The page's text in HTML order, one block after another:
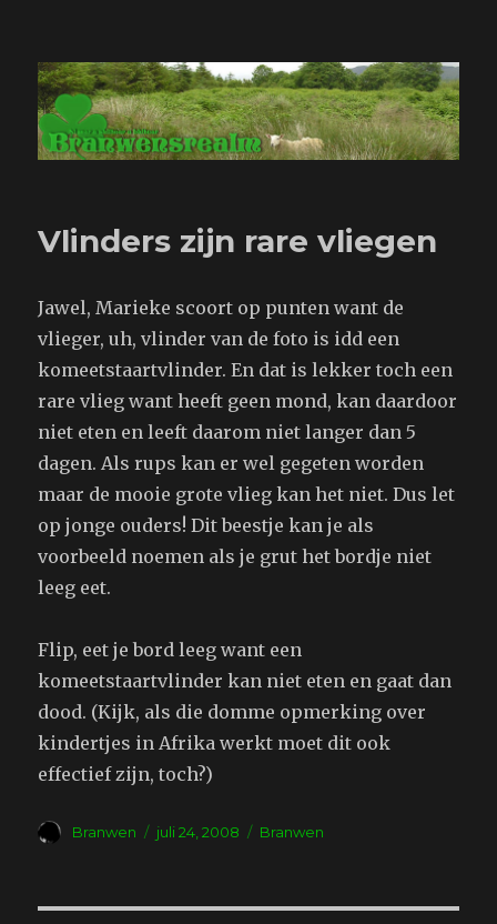
Branwensrealm.com
Vlinders zijn rare vliegen
Jawel, Marieke scoort op punten want de
vlieger, uh, vlinder van de foto is idd een
komeetstaartvlinder. En dat is lekker toch een
rare vlieg want heeft geen mond, kan daardoor
niet eten en leeft daarom niet langer dan 5
dagen. Als rups kan er wel gegeten worden
maar de mooie grote vlieg kan het niet. Dus let
op jonge ouders! Dit beestje kan je als
voorbeeld noemen als je grut het bordje niet
leeg eet.
Flip, eet je bord leeg want een
komeetstaartvlinder kan niet eten en gaat dan
dood. (Kijk, als die domme opmerking over
kindertjes in Afrika werkt moet dit ook
effectief zijn, toch?)
Auteur
Branwen
Geplaatst
juli 24, 2008 Tags
Branwen